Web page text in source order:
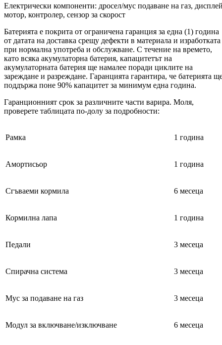
Електрически компоненти: дросел/мус подаване на газ,
мотор, контролер, сензор за скорост
Батерията е покрита от ограничена гаранция за една (1) година
от датата на доставка срещу дефекти в материала и изработката
при нормална употреба и обслужване. С течение на времето,
като всяка акумулаторна батерия, капацитетът на
акумулаторната батерия ще намалее поради циклите на
зареждане и разреждане. Гаранцията гарантира, че батерията
поддържа поне 90% капацитет за минимум една година.
Гаранционният срок за различните части варира. Моля,
проверете таблицата по-долу за подробности:
Рамка 1 година
Амортисьор 1 година
Сгъваеми кормила 6 месеца
Кормилна лапа 1 година
Педали 3 месеца
Спирачна система 3 месеца
Мус за подаване на газ 3 месеца
Модул за включване/изключване 6 месеца